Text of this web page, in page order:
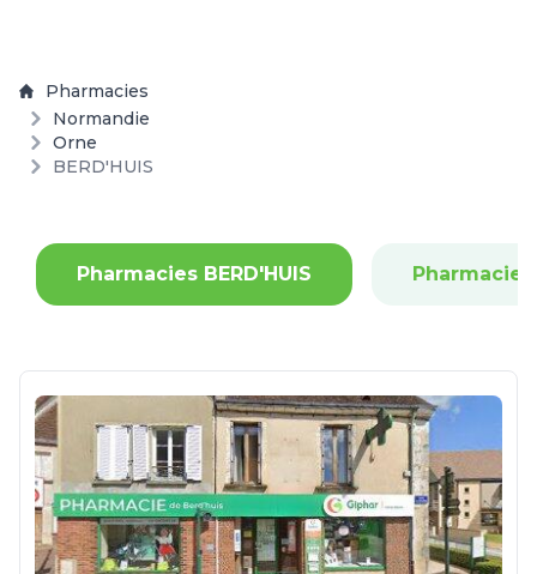
Pharmacies
Normandie
Orne
BERD'HUIS
Pharmacies BERD'HUIS Pharmacies